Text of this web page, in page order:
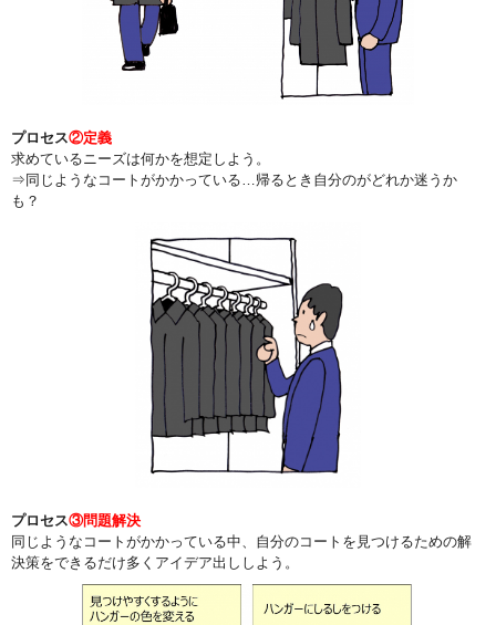
プロセス②定義
求めているニーズは何かを想定しよう。
⇒同じようなコートがかかっている…帰るとき自分のがどれか迷うか
も？
プロセス③問題解決
同じようなコートがかかっている中、自分のコートを見つけるための解
決策をできるだけ多くアイデア出ししよう。